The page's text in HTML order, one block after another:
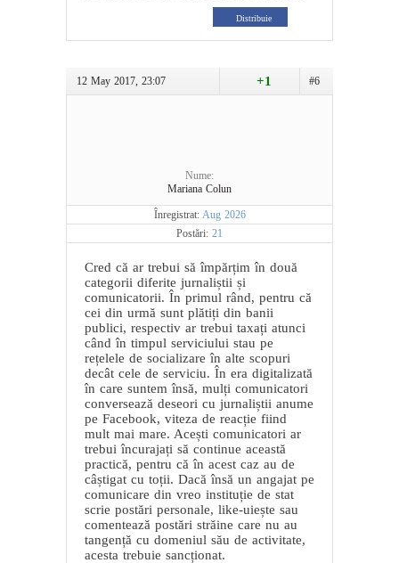
Distribuie
12 May 2017, 23:07 #6
+1
Nume:
Mariana Colun
Înregistrat: Aug 2026
Postări: 21
Cred că ar trebui să împărțim în două
categorii diferite jurnaliștii și
comunicatorii. În primul rând, pentru că
cei din urmă sunt plătiți din banii
publici, respectiv ar trebui taxați atunci
când în timpul serviciului stau pe
rețelele de socializare în alte scopuri
decât cele de serviciu. În era digitalizată
în care suntem însă, mulți comunicatori
conversează deseori cu jurnaliștii anume
pe Facebook, viteza de reacție fiind
mult mai mare. Acești comunicatori ar
trebui încurajați să continue această
practică, pentru că în acest caz au de
câștigat cu toții. Dacă însă un angajat pe
comunicare din vreo instituție de stat
scrie postări personale, like-uiește sau
comentează postări străine care nu au
tangență cu domeniul său de activitate,
acesta trebuie sancționat.